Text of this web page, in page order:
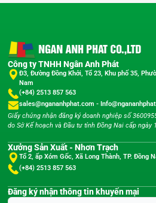
Công ty TNHH Ngân Anh Phát
Đ3, Đường Đồng Khởi, Tổ 23, Khu phố 35,
Nam
(+84) 2513 857 563
sales@ngananhphat.com -
Giấy chứng nhận đăng ký doanh nghiệp số
do Sở Kế hoạch và Đầu tư tỉnh Đồng Nai cấp ngày
Xưởng Sản Xuất - Nhơn Trạch
Tổ 2, ấp Xóm Gốc, Xã Long Thành, TP. Đồng
(+84) 2513 857 563
Đăng ký nhận thông tin khuyến mại